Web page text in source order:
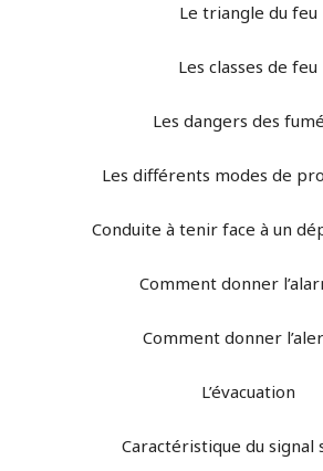
Le triangle du feu
Les classes de feu
Les dangers des
Les différents modes de
Conduite à tenir face à un
Comment donner
Comment donner
L’évacuation
Caractéristique du signal